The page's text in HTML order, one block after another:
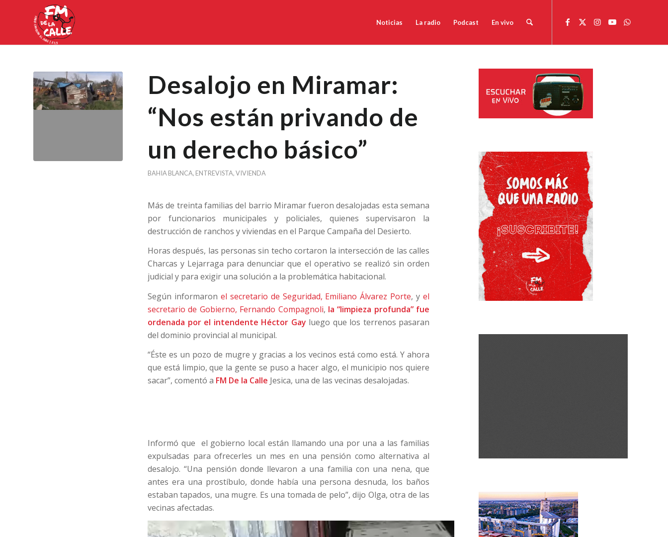
Noticias La radio Podcast En vivo
Desalojo en Miramar:
“Nos están privando de
un derecho básico”
BAHIA BLANCA, ENTREVISTA,VIVIENDA
Más de treinta familias del barrio Miramar fueron desalojadas esta semana
por funcionarios municipales y policiales, quienes supervisaron la
destrucción de ranchos y viviendas en el Parque Campaña del Desierto.
Horas después, las personas sin techo cortaron la intersección de las calles
Charcas y Lejarraga para denunciar que el operativo se realizó sin orden
judicial y para exigir una solución a la problemática habitacional.
Según informaron el secretario de Seguridad, Emiliano Álvarez Porte, yel
secretario de Gobierno, Fernando Compagnoli, la “limpieza profunda” fue
ordenada por el intendente Héctor Gay luego que los terrenos pasaran
del dominio provincial al municipal.
“Éste es un pozo de mugre y gracias a los vecinos está como está. Y ahora
que está limpio, que la gente se puso a hacer algo, el municipio nos quiere
sacar”, comentó a FM De la Calle Jesica, una de las vecinas desalojadas.
Informó que el gobierno local están llamando una por una a las familias
expulsadas para ofrecerles un mes en una pensión como alternativa al
desalojo. “Una pensión donde llevaron a una familia con una nena, que
antes era una prostíbulo, donde había una persona desnuda, los baños
estaban tapados, una mugre. Es una tomada de pelo”, dijo Olga, otra de las
vecinas afectadas.